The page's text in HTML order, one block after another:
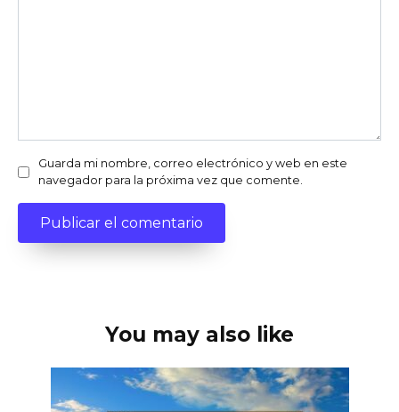
Guarda mi nombre, correo electrónico y web en este
navegador para la próxima vez que comente.
You may also like